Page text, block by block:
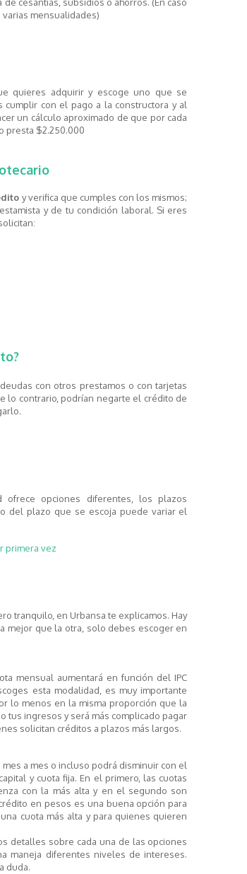
mensualidades)
quieres adquirir y escoge uno que se
con el pago a la constructora y al
un cálculo aproximado de que por cada
presta $2.250.000
y verifica que cumples con los mismos;
y de tu condición laboral. Si eres
con otros prestamos o con tarjetas
lo contrario, podrían negarte el crédito de
ofrece opciones diferentes, los plazos
del plazo que se escoja puede variar el
primera vez
tranquilo, en Urbansa te explicamos. Hay
mejor que la otra, solo debes escoger en
mensual aumentará en función del IPC
esta modalidad, es muy importante
lo menos en la misma proporción que la
tus ingresos y será más complicado pagar
solicitan créditos a plazos más largos.
a mes o incluso podrá disminuir con el
y cuota fija. En el primero, las cuotas
con la más alta y en el segundo son
en pesos es una buena opción para
cuota más alta y para quienes quieren
detalles sobre cada una de las opciones
maneja diferentes niveles de intereses.
duda.